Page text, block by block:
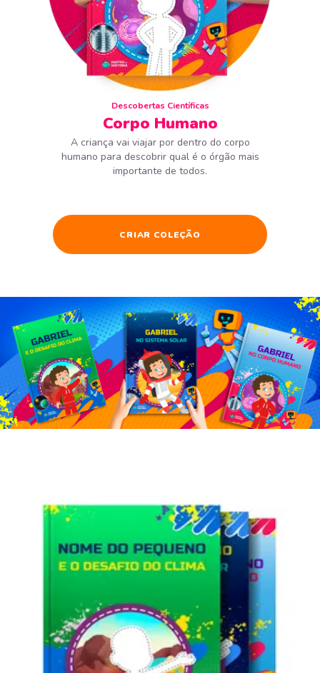
Descobertas Científicas
Corpo Humano
A criança vai viajar por dentro do corpo
humano para descobrir qual é o órgão mais
importante de todos.
CRIAR COLEÇÃO